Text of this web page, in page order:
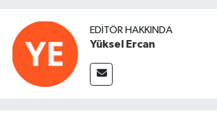
EDITÖR HAKKINDA
Yüksel Ercan